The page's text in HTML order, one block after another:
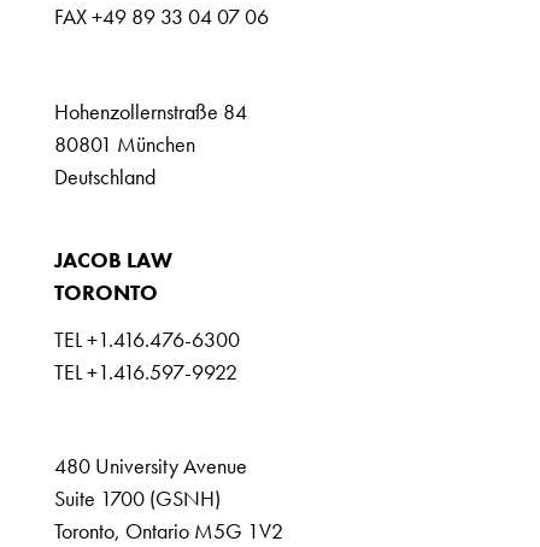
FAX +49 89 33 04 07 06
Hohenzollernstraße 84
80801 München
Deutschland
JACOB LAW
TORONTO
TEL +1.416.476-6300
TEL +1.416.597-9922
480 University Avenue
Suite 1700 (GSNH)
Toronto, Ontario M5G 1V2